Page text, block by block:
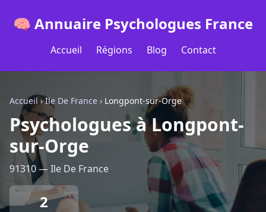
🧠 Annuaire Psychologues France
Accueil Régions Blog Contact
Accueil ›Ile De France › Longpont-sur-Orge
Psychologues à Longpont-
sur-Orge
91310 — Ile De France
2